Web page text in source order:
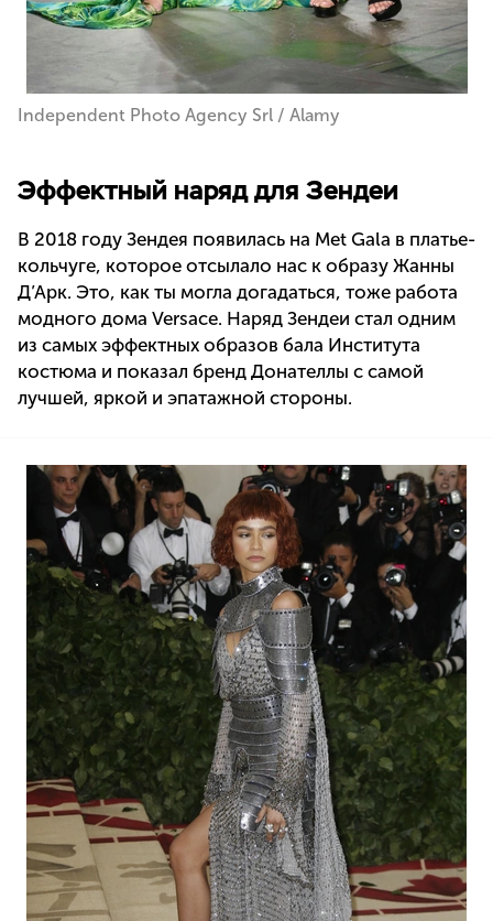
Independent Photo Agency Srl / Alamy
Эффектный наряд для Зендеи
В 2018 году Зендея появилась на Met Gala в платье-
кольчуге, которое отсылало нас к образу Жанны
Д’Арк. Это, как ты могла догадаться, тоже работа
модного дома Versace. Наряд Зендеи стал одним
из самых эффектных образов бала Института
костюма и показал бренд Донателлы с самой
лучшей, яркой и эпатажной стороны.